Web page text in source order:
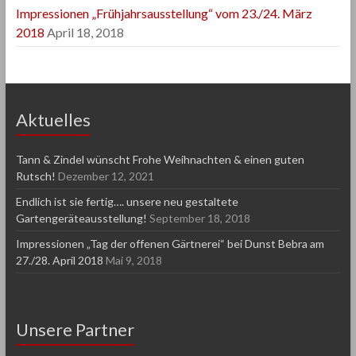
Impressionen „Frühjahrsausstellung“ vom 23./24. März
2018 April 18, 2018
Aktuelles
Tann & Zindel wünscht Frohe Weihnachten & einen guten
Rutsch! Dezember 12, 2021
Endlich ist sie fertig…. unsere neu gestaltete
Gartengeräteausstellung! September 18, 2018
Impressionen „Tag der offenen Gärtnerei“ bei Dunst Bebra am
27./28. April 2018 Mai 9, 2018
Unsere Partner